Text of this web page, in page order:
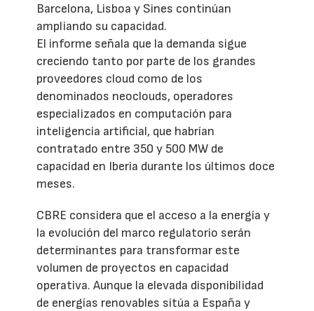
Barcelona, Lisboa y Sines continúan
ampliando su capacidad.
El informe señala que la demanda sigue
creciendo tanto por parte de los grandes
proveedores cloud como de los
denominados neoclouds, operadores
especializados en computación para
inteligencia artificial, que habrían
contratado entre 350 y 500 MW de
capacidad en Iberia durante los últimos doce
meses.
CBRE considera que el acceso a la energía y
la evolución del marco regulatorio serán
determinantes para transformar este
volumen de proyectos en capacidad
operativa. Aunque la elevada disponibilidad
de energías renovables sitúa a España y